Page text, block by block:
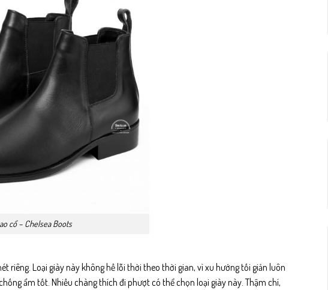
cổ – Chelsea Boots
riêng. Loại giày này không hề lỗi thời theo thời gian, vì xu hướng tối giản luôn
ẩm tốt. Nhiều chàng thích đi phượt có thể chọn loại giày này. Thậm chí,